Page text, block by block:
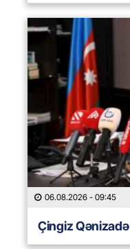
06.08.2026 - 09:45
Çingiz